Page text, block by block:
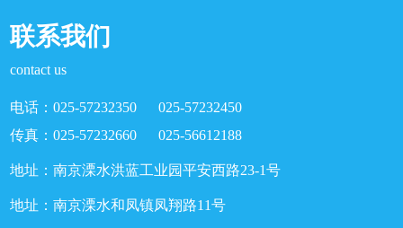
联系我们
contact us
电话：025-57232350 025-57232450
传真：025-57232660 025-56612188
地址：南京溧水洪蓝工业园平安西路23-1号
地址：南京溧水和凤镇凤翔路11号